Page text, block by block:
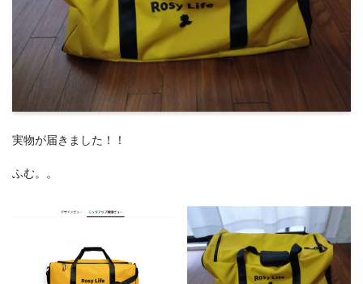
実物が届きました！！
ふむ。。